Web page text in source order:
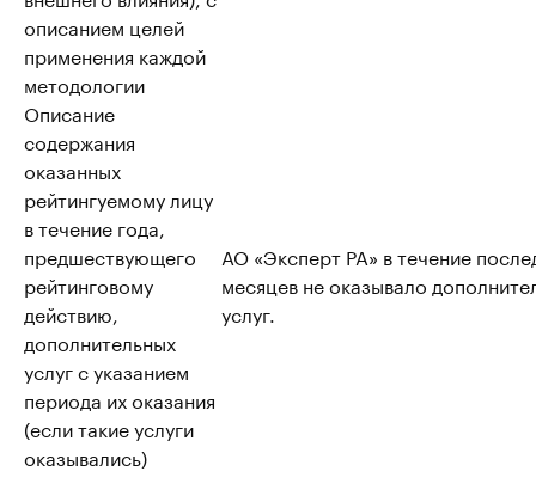
описанием целей
применения каждой
методологии
Описание
содержания
оказанных
рейтингуемому лицу
в течение года,
предшествующего
рейтинговому
действию,
дополнительных
услуг с указанием
периода их оказания
(если такие услуги
оказывались)
АО «Эксперт РА» в течение
месяцев не оказывало
услуг.